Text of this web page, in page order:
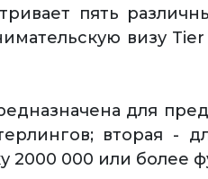
пять
визу
для
вторая -
2000 000 или более